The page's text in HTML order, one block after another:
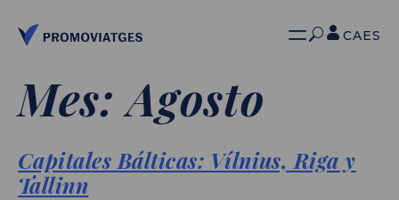
CAES
Mes:Agosto
Capitales Bálticas: Vílnius, Riga y
Tallinn